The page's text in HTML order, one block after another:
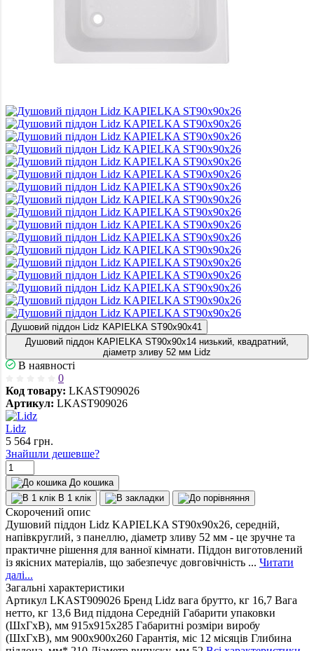
Душовий піддон Lidz KAPIELKA ST90x90x41
Душовий піддон KAPIELKA ST90x90х14 низький, квадратний,
діаметр зливу 52 мм Lidz
В наявності
0
Код товару: LKAST909026
Артикул: LKAST909026
Lidz
5 564 грн.
Знайшли дешевше?
До кошика
В 1 клік
Скорочений опис
Душовий піддон Lidz KAPIELKA ST90x90x26, середній,
напівкруглий, з панеллю, діаметр зливу 52 мм - це зручне та
практичне рішення для ванної кімнати. Піддон виготовлений
із якісних матеріалів, що забезпечує довговічність ... Читати
далі...
Загальні характеристики
Артикул LKAST909026 Бренд Lidz вага брутто, кг 16,7 Вага
нетто, кг 13,6 Вид піддона Середній Габарити упаковки
(ШхГхВ), мм 915х915х285 Габаритні розміри виробу
(ШхГхВ), мм 900х900х260 Гарантія, міс 12 місяців Глибина